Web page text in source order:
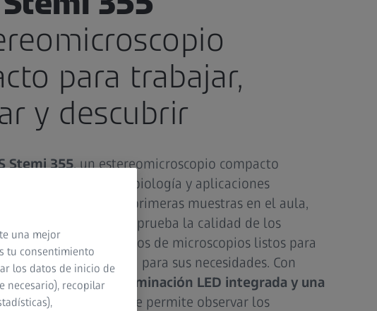
para trabajar,
y descubrir
Stemi 355, un estereomicroscopio compacto
aulas, laboratorios de biología y aplicaciones
sea que examina sus primeras muestras en el aula,
biológicas o comprueba la calidad de los
los tres juegos de microscopios listos para
perfecta para sus necesidades. Con
3D nítidas, iluminación LED integrada y una
sencilla
, Stemi 355 le permite observar los
una mejor
tu consentimiento
los datos de inicio de
necesario), recopilar